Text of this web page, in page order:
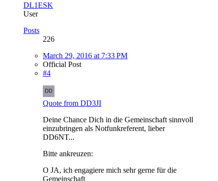
DL1ESK
User
Posts
226
March 29, 2016 at 7:33 PM
Official Post
#4
Quote from DD3JI
Deine Chance Dich in die Gemeinschaft sinnvoll
einzubringen als Notfunkreferent, lieber
DD6NT...
Bitte ankreuzen:
O JA, ich engagiere mich sehr gerne für die
Gemeinschaft